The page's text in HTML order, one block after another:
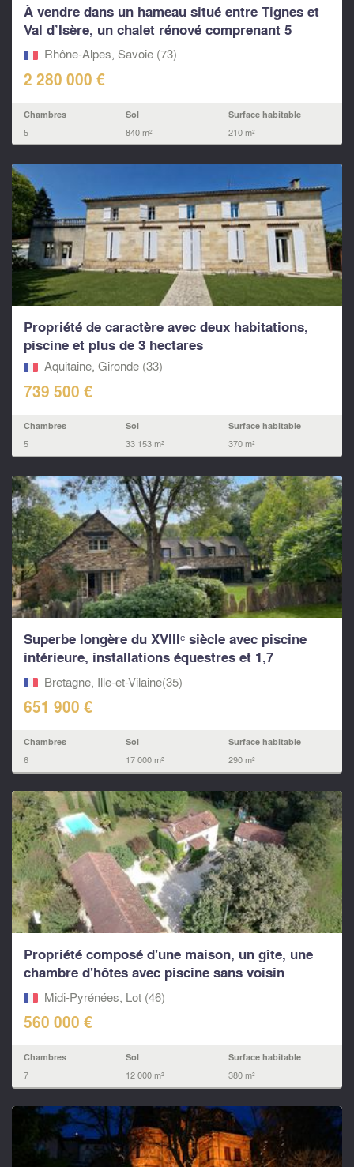
À vendre dans un hameau situé entre Tignes et
Val d’Isère, un chalet rénové comprenant 5
chambres
Rhône-Alpes, Savoie (73)
2 280 000 €
Chambres
5
Sol
840 m²
Surface habitable
210 m²
Propriété de caractère avec deux habitations,
piscine et plus de 3 hectares
Aquitaine, Gironde (33)
739 500 €
Chambres
5
Sol
33 153 m²
Surface habitable
370 m²
Superbe longère du XVIIIᵉ siècle avec piscine
intérieure, installations équestres et 1,7
hectare...
Bretagne, Ille-et-Vilaine(35)
651 900 €
Chambres
6
Sol
17 000 m²
Surface habitable
290 m²
Propriété composé d'une maison, un gîte, une
chambre d'hôtes avec piscine sans voisin
procheMidi-Pyrénées, Lot (46)
560 000 €
Chambres
7
Sol
12 000 m²
Surface habitable
380 m²